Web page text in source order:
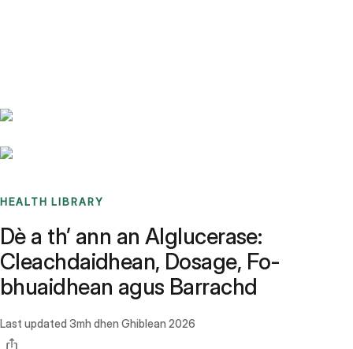
HEALTH LIBRARY
Dè a th’ ann an Alglucerase:
Cleachdaidhean, Dosage, Fo-
bhuaidhean agus Barrachd
Last updated 3mh dhen Ghiblean 2026